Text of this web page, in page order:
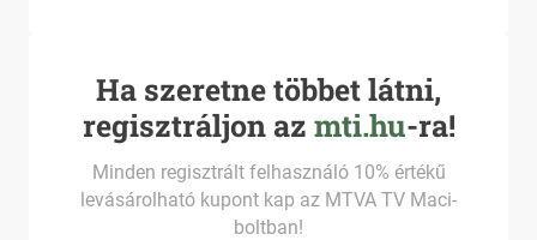
Ha szeretne többet látni,
regisztráljon az mti.hu-ra!
Minden regisztrált felhasználó 10% értékű
levásárolható kupont kap az MTVA TV Maci-
boltban!